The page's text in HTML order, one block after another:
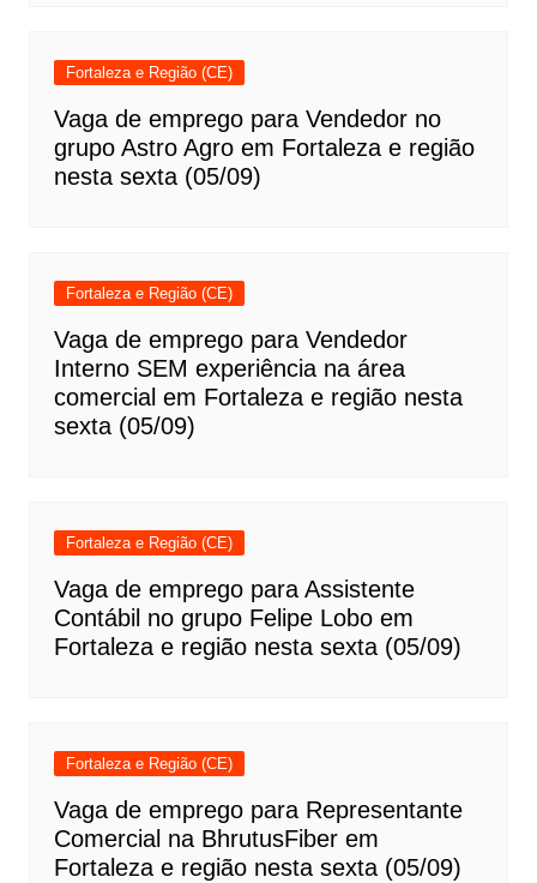
Fortaleza e Região (CE)
Vaga de emprego para Vendedor no
grupo Astro Agro em Fortaleza e região
nesta sexta (05/09)
Fortaleza e Região (CE)
Vaga de emprego para Vendedor
Interno SEM experiência na área
comercial em Fortaleza e região nesta
sexta (05/09)
Fortaleza e Região (CE)
Vaga de emprego para Assistente
Contábil no grupo Felipe Lobo em
Fortaleza e região nesta sexta (05/09)
Fortaleza e Região (CE)
Vaga de emprego para Representante
Comercial na BhrutusFiber em
Fortaleza e região nesta sexta (05/09)